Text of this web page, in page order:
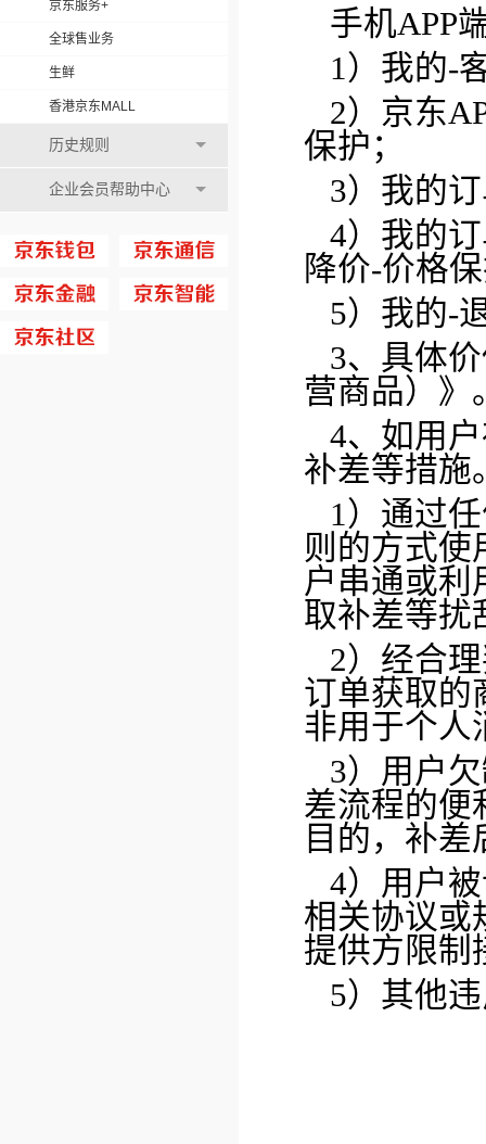
京东服务+
全球售业务
生鲜
香港京东MALL
历史规则
企业会员帮助中心
手机APP
1）我的-
2）京东
保护；
3）我的
4）我的
降价-价格
5） 我的-
3、具体
营商品）》
4、如用
补差等措施
1）通过
则的方式使
户串通或利
取补差等扰
2）经合
订单获取的
非用于个人
3）用户
差流程的便
目的，补
4）用户
相关协议或
提供方限制
5）其他